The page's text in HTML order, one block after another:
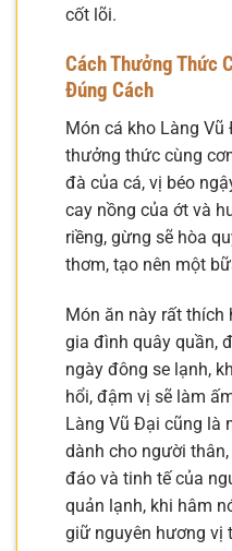
cốt lõi.
Cách Thưởng Thức
Đúng Cách
Món cá kho Làng
thưởng thức cùng
đà của cá, vị béo
cay nồng của ớt và
riềng, gừng sẽ hòa
thơm, tạo nên một
Món ăn này rất thích
gia đình quây quần,
ngày đông se lạnh,
hổi, đậm vị sẽ làm
Làng Vũ Đại cũng là
dành cho người
đáo và tinh tế của
quản lạnh, khi hâm
giữ nguyên hương vị